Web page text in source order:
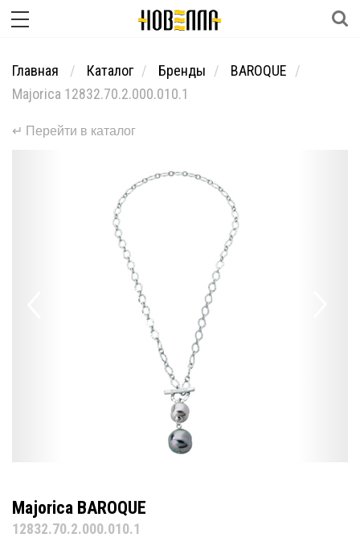
Главная Каталог Бренды
BAROQUE
Majorica 12832.70.2.000.010.1
↵ Перейти в каталог
Majorica BAROQUE
12832.70.2.000.010.1